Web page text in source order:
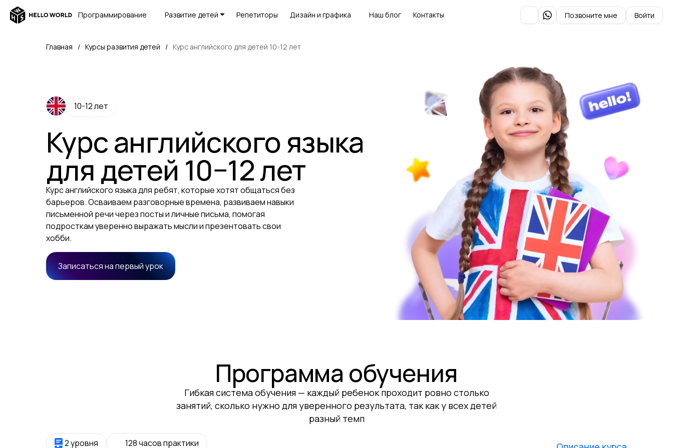
Программирование Развитие детей Репетиторы Дизайн и графика Наш блог Контакты Позвоните мне Войти
Главная / Курсы развития детей / Курс английского для детей 10-12 лет
10-12 лет
Курс английского языка
для детей 10−12 лет
Курс английского языка для ребят, которые хотят общаться без
барьеров. Осваиваем разговорные времена, развиваем навыки
письменной речи через посты и личные письма, помогая
подросткам уверенно выражать мысли и презентовать свои
хобби.
Записаться на первый урок
Программа обучения
Гибкая система обучения — каждый ребенок проходит ровно столько
занятий, сколько нужно для уверенного результата, так как у всех детей
разный темп
2 уровня 128 часов практики